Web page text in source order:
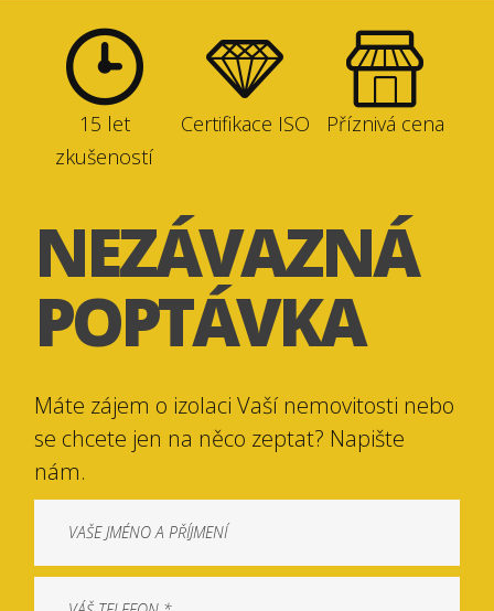
15 let
zkušeností
Certifikace ISO Příznivá cena
NEZÁVAZNÁ
POPTÁVKA
Máte zájem o izolaci Vaší nemovitosti nebo
se chcete jen na něco zeptat? Napište
nám.